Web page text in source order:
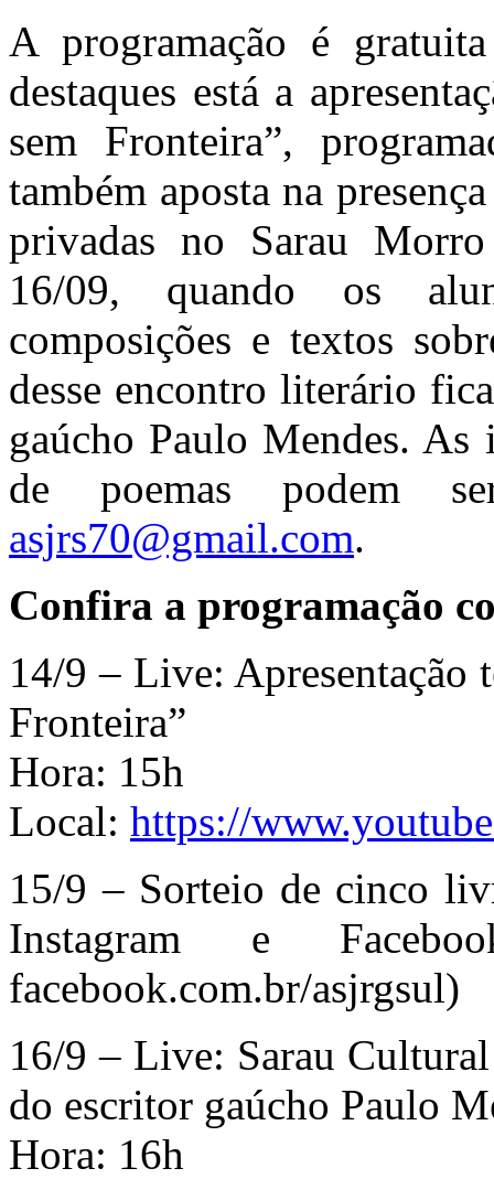
A programação é
destaques está a
sem Fronteira”,
também aposta na
privadas no Sarau
16/09, quando os
composições e textos
desse encontro literário
gaúcho Paulo Mendes.
de poemas podem
asjrs70@gmail.com.
Confira a programação
14/9 – Live: Apresentação
Fronteira”
Hora: 15h
Local: https://
15/9 – Sorteio de cinco
Instagram e
facebook.com.br/asjrgsul)
16/9 – Live: Sarau
do escritor gaúcho Paulo
Hora: 16h